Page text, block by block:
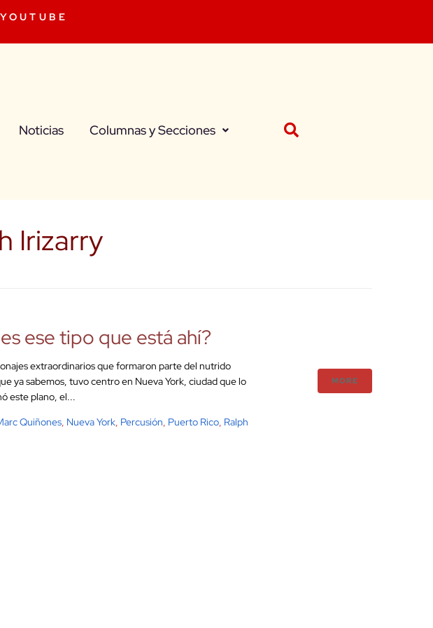
Noticias Columnas y Secciones
Irizarry
ese tipo que está ahí?
extraordinarios que formaron parte del nutrido
ya sabemos, tuvo centro en Nueva York, ciudad que lo
este plano, el...
Quiñones, Nueva York, Percusión, Puerto Rico, Ralph
MORE